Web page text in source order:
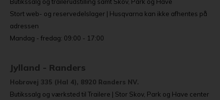
Stort web- og reservedelslager | Husqvarna kan ikke afhentes på
adressen
Mandag - fredag: 09:00 - 17:00
Jylland - Randers
Hobrovej 335 (Hal 4), 8920 Randers NV.
Butikssalg og værksted til Trailere | Stor Skov, Park og Have center